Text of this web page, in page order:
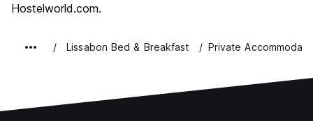
Hostelworld.com.
Lissabon Bed & Breakfast Private